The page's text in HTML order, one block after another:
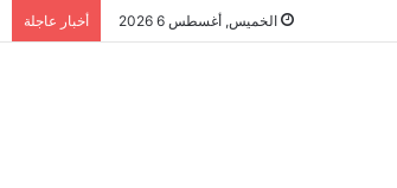
الخميس, أغسطس 6 2026 أخبار عاجلة